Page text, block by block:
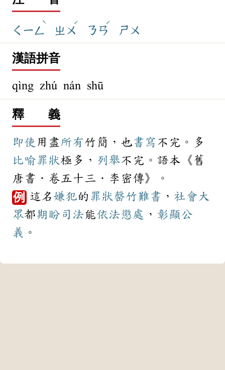
ㄑㄧㄥ
ˋ
ㄓㄨ
ˊ
ㄋㄢ
ˊ
ㄕㄨ
漢語拼音
qìng zhú nán shū
釋 義
即使 用盡所有竹簡，也書寫 不完。多
比喻罪狀極多， 列舉不完。語本《舊
唐書．卷五十三．李密傳》。
例 這名 嫌犯的 罪狀 罄竹難書 ， 社會 大
眾都期盼 司法能依法懲處 ， 彰顯公
義 。